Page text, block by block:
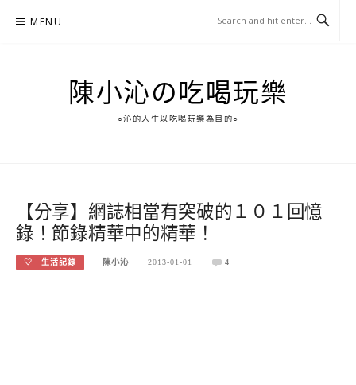
MENU
陳小沁の吃喝玩樂
○沁的人生以吃喝玩樂為目的○
【分享】網誌相當有突破的１０１回憶
錄！節錄精華中的精華！
♡ 生活記錄 陳小沁 2013-01-01 4